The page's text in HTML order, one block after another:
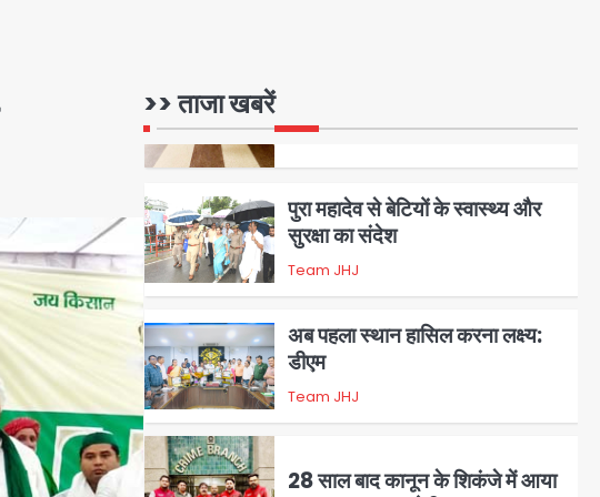
>> ताजा खबरें
1
सुरक्षा का संदेश
2
अब पहला स्थान हासिल करना लक्ष्य:
डीएम
Team JHJ
3
28 साल बाद कानून के शिकंजे में आया
हत्या का फरार आरोपी
Team JHJ